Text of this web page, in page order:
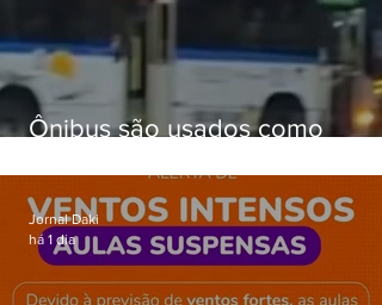
Ônibus são usados como
Gardênia Azul
Jornal Daki
há 1 dia